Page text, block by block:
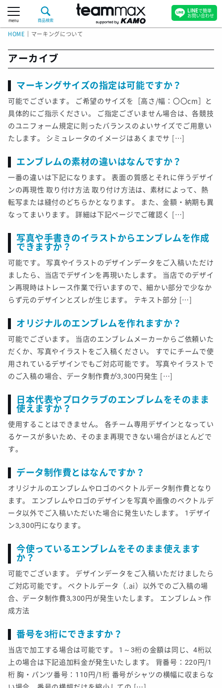
menu 商品検索
HOME マーキングについて
アーカイブ
マーキングサイズの指定は可能ですか？
可能でございます。 ご希望のサイズを［高さ/幅：〇〇cm］と
具体的にご指示ください。 ご指定ございません場合は、各競技
のユニフォーム規定に則ったバランスのよいサイズでご用意い
たします。 シミュレータのイメージはあくまでサ […]
エンブレムの素材の違いはなんですか？
一番の違いは下記になります。 表面の質感とそれに伴うデザイ
ンの再現性 取り付け方法 取り付け方法は、素材によって、熱
転写または縫付のどちらかとなります。 また、金額・納期も異
なってまいります。 詳細は下記ページでご確認く […]
写真や手書きのイラストからエンブレムを作成
できますか？
可能です。 写真やイラストのデザインデータをご入稿いただけ
ましたら、当店でデザインを再現いたします。 当店でのデザイ
ン再現時はトレース作業で行いますので、細かい部分で少なか
らず元のデザインとズレが生じます。 テキスト部分 […]
オリジナルのエンブレムを作れますか？
可能でございます。 当店のエンブレムメーカーからご依頼いた
だくか、写真やイラストをご入稿ください。 すでにチームで使
用されているデザインでもご対応可能です。 写真やイラストで
のご入稿の場合、データ制作費が3,300円発生 […]
日本代表やプロクラブのエンブレムをそのまま
使えますか？
使用することはできません。 各チーム専用デザインとなってい
るケースが多いため、そのまま再現できない場合がほとんどで
す。
データ制作費とはなんですか？
オリジナルのエンブレムやロゴのベクトルデータ制作費となり
ます。 エンブレムやロゴのデザインを写真や画像のベクトルデ
ータ以外でご入稿いただいた場合に発生いたします。 1デザイ
ン3,300円になります。
今使っているエンブレムをそのまま使えます
か？
可能でございます。 デザインデータをご入稿いただけましたら
ご対応可能です。 ベクトルデータ（.ai）以外でのご入稿の場
合、データ制作費3,300円が発生いたします。 エンブレム > 作
成方法
番号を3桁にできますか？
当店で加工する場合は可能です。 1～3桁の金額は同じ、4桁以
上の場合は下記追加料金が発生いたします。 背番号：220円/1
桁 胸・パンツ番号：110円/1桁 番号がシャツの横幅に収まらな
LINEで簡単
お問い合わせ